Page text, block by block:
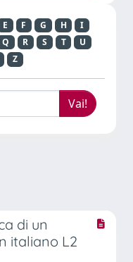
E F G H
I
Q R S T
U
Z
di un
italiano L2